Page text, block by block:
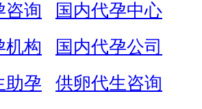
咨询
国内代孕中心
机构
国内代孕公司
助孕
供卵代生咨询